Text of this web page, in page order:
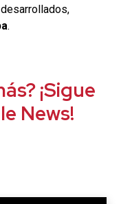
.
¡Sigue
News!